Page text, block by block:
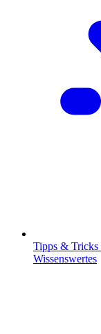
Tipps & Tricks
Wissenswertes